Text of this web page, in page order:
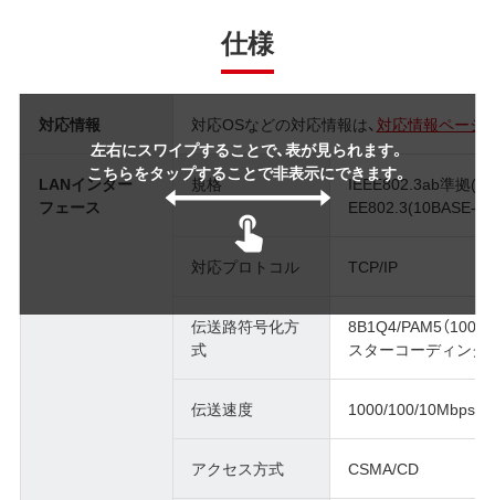
仕様
左右にスワイプすることで、表が見られます。
こちらをタップすることで非表示にできます。
対応情報 対応OSなどの対応情報は、 対応情報ページ
LANインター
フェース
規格
IEEE802.3ab準拠
EE802.3(10BASE-T)
対応プロトコル TCP/IP
伝送路符号化方
式
8B1Q4/PAM5（
スターコーディング
伝送速度 1000/100/10Mbps
アクセス方式 CSMA/CD